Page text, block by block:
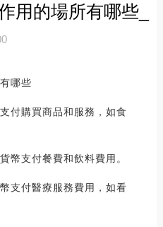
用的場所有哪些_
哪些
付購買商品和服務，如食
幣支付餐費和飲料費用。
支付醫療服務費用，如看